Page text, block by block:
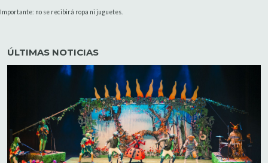
Importante: no se recibirá ropa ni juguetes.
ÚLTIMAS NOTICIAS